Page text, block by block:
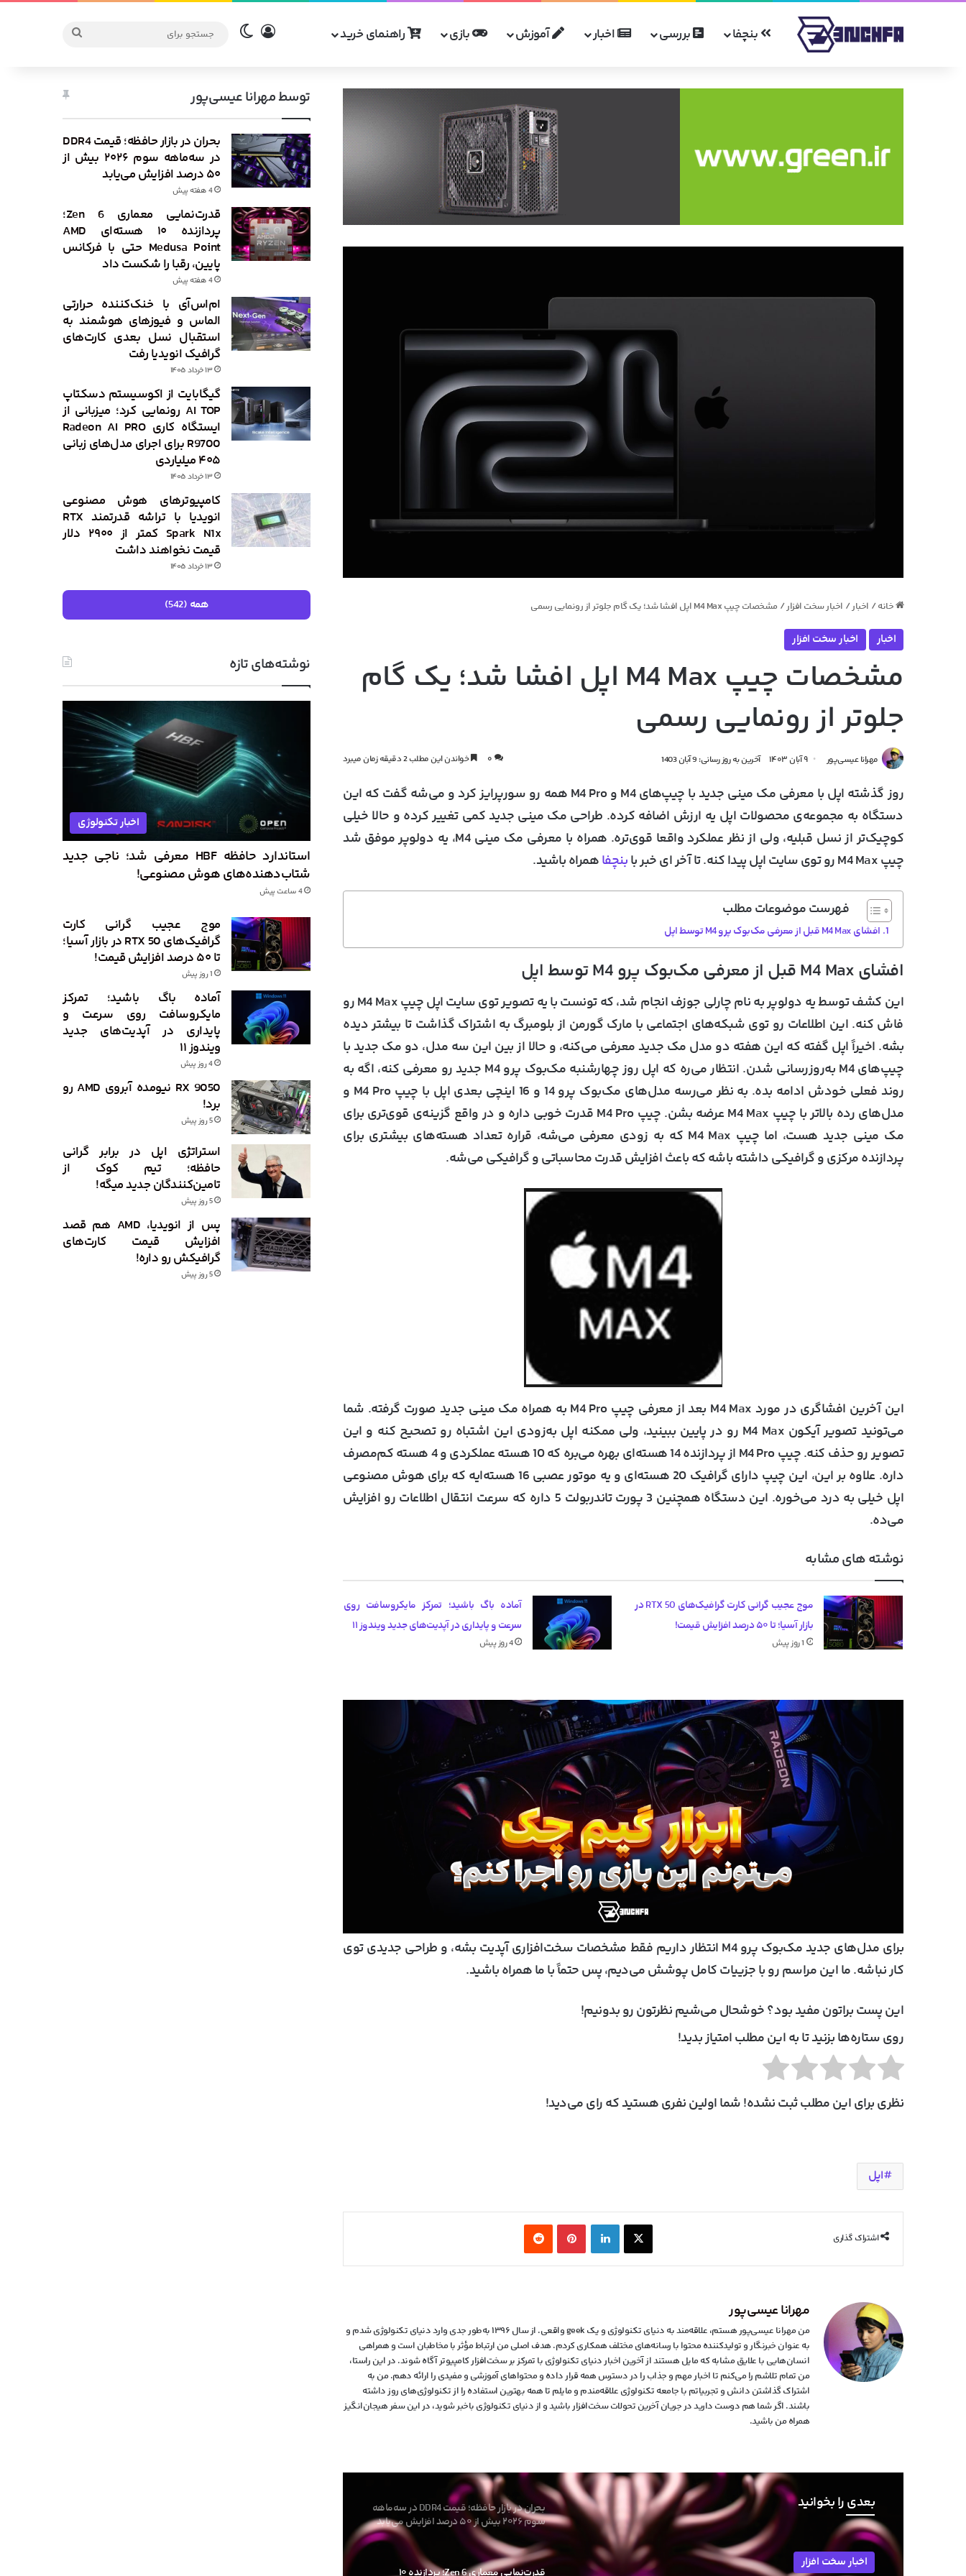
بنچفا بررسی اخبار آموزش بازی راهنمای خرید ورودتغییر پوسته
جستجو
خانه / اخبار / اخبار سخت افزار / مشخصات چیپ M4 Max اپل افشا شد؛ یک گام جلوتر از رونمایی رسمی
اخبار اخبار سخت افزار
مشخصات چیپ M4 Max اپل افشا شد؛ یک گام
جلوتر از رونمایی رسمی
مهرانا عیسی‌پور ۹ آبان ۱۴۰۳ آخرین به روز رسانی: 9 آبان 1403 ۰ خواندن این مطلب 2 دقیقه زمان میبرد
روز گذشته اپل با معرفی مک مینی جدید با چیپ‌های M4 و M4 Pro همه رو سورپرایز کرد و می‌شه گفت که این
دستگاه به مجموعه‌ی محصولات اپل یه ارزش اضافه کرده. طراحی مک مینی جدید کمی تغییر کرده و حالا خیلی
کوچیک‌تر از نسل قبلیه، ولی از نظر عملکرد واقعا قوی‌تره. همراه با معرفی مک مینی M4، یه دولوپر موفق شد
چیپ M4 Max رو توی سایت اپل پیدا کنه. تا آخر ای خبر با
بنچفاهمراه باشید.
فهرست موضوعات مطلب
افشای M4 Max قبل از معرفی مک‌بوک پرو M4 توسط اپل
افشای M4 Max قبل از معرفی مک‌بوک پرو M4 توسط اپل
این کشف توسط یه دولوپر به نام چارلی جوزف انجام شد، که تونست با یه تصویر توی سایت اپل چیپ M4 Max رو
فاش کنه. این اطلاعات رو توی شبکه‌های اجتماعی با مارک گورمن از بلومبرگ به اشتراک گذاشت تا بیشتر دیده
بشه. اخیراً اپل گفته که این هفته دو مدل مک جدید معرفی می‌کنه، و حالا از بین این سه مدل، دو مک جدید با
چیپ‌های M4 به‌روزرسانی شدن. انتظار می‌ره که اپل روز چهارشنبه مک‌بوک پرو M4 جدید رو معرفی کنه، اگه به
روند فعلی خودش ادامه بده. به نظر می‌رسه مدل‌های مک‌بوک پرو 14 و 16 اینچی بعدی اپل با چیپ M4 Pro و
مدل‌های رده بالاتر با چیپ M4 Max عرضه بشن. چیپ M4 Pro قدرت خوبی داره و در واقع گزینه‌ی قوی‌تری برای
مک مینی جدید هست، اما چیپ M4 Max که به زودی معرفی می‌شه، قراره تعداد هسته‌های بیشتری برای
پردازنده مرکزی و گرافیکی داشته باشه که باعث افزایش قدرت محاسباتی و گرافیکی می‌شه.
این آخرین افشاگری در مورد M4 Max بعد از معرفی چیپ M4 Pro به همراه مک مینی جدید صورت گرفته. شما
می‌تونید تصویر آیکون M4 Max رو در پایین ببینید، ولی ممکنه اپل به‌زودی این اشتباه رو تصحیح کنه و این
تصویر رو حذف کنه. چیپ M4 Pro از پردازنده 14 هسته‌ای بهره می‌بره که 10 هسته عملکردی و 4 هسته کم‌مصرف
داره. علاوه بر این، این چیپ دارای گرافیک 20 هسته‌ای و یه موتور عصبی 16 هسته‌ایه که برای هوش مصنوعی
اپل خیلی به درد می‌خوره. این دستگاه همچنین 3 پورت تاندربولت 5 داره که سرعت انتقال اطلاعات رو افزایش
می‌ده.
نوشته های مشابه
موج عجیب گرانی کارت گرافیک‌های RTX 50 در
بازار آسیا؛ تا ۵۰ درصد افزایش قیمت!
1 روز پیش
آماده باگ باشید؛ تمرکز مایکروسافت روی
سرعت و پایداری در آپدیت‌های جدید ویندوز ۱۱
4 روز پیش
برای مدل‌های جدید مک‌بوک پرو M4 انتظار داریم فقط مشخصات سخت‌افزاری آپدیت بشه، و طراحی جدیدی توی
کار نباشه. ما این مراسم رو با جزییات کامل پوشش می‌دیم، پس حتماً با ما همراه باشید.
این پست براتون مفید بود؟ خوشحال می‌شیم نظرتون رو بدونیم!
روی ستاره‌ها بزنید تا به این مطلب امتیاز بدید!
نظری برای این مطلب ثبت نشده! شما اولین نفری هستید که رای می‌دید!
اپل
اشتراک گذاری
X لینکدین ‫پین‌ترست‫رددیت
مهرانا عیسی‌پور
من مهرانا عیسی‌پور هستم، علاقه‌مند به دنیای تکنولوژی و یک geek واقعی. از سال ۱۳۹۶ به‌طور جدی وارد دنیای تکنولوژی شدم و
به عنوان خبرنگار و تولیدکننده محتوا با رسانه‌های مختلف همکاری کردم. هدف اصلی من ارتباط مؤثر با مخاطبان است و همراهی
انسان‌هایی با علایق مشابه که مایل هستند از آخرین اخبار دنیای تکنولوژی با تمرکز بر سخت‌افزار کامپیوتر آگاه شوند. در این راستا،
من تمام تلاشم را می‌کنم تا اخبار مهم و جذاب را در دسترس همه قرار داده و محتواهای آموزشی و مفیدی را ارائه دهم. من به
اشتراک گذاشتن دانش و تجربیاتم با جامعه تکنولوژی علاقه‌مندم و مایلم تا همه بهترین استفاده را از تکنولوژی‌های روز داشته
باشند. اگر شما هم دوست دارید در جریان آخرین تحولات سخت‌افزار باشید و از دنیای تکنولوژی‌ باخبر شوید، در این سفر هیجان‌انگیز
همراه من باشید.
بعدی را بخوانید
اخبار سخت افزار
پایین، رقبا را شکست داد
ام‌اس‌آی با خنک‌کننده حرارتی الماس و
رونمایی کرد؛ میزبانی از ایستگاه کاری Radeon
AI PRO R9700 برای اجرای مدل‌های زبانی ۴۰۵
میلیاردی
کامپیوترهای هوش مصنوعی انویدیا با تراشه
قدرتمند RTX Spark N1x کمتر از ۲۹۰۰ دلار
قیمت نخواهند داشت
بحران در بازار حافظه؛ قیمت DDR4 در سه‌ماهه
سوم ۲۰۲۶ بیش از ۵۰ درصد افزایش می‌یابد
توسط مهرانا عیسی‌پور
بحران در بازار حافظه؛ قیمت DDR4
در سه‌ماهه سوم ۲۰۲۶ بیش از
۵۰ درصد افزایش می‌یابد
4 هفته پیش
قدرت‌نمایی معماری Zen 6؛
پردازنده ۱۰ هسته‌ای AMD
Medusa Point حتی با فرکانس
پایین، رقبا را شکست داد
4 هفته پیش
ام‌اس‌آی با خنک‌کننده حرارتی
الماس و فیوزهای هوشمند به
استقبال نسل بعدی کارت‌های
گرافیک انویدیا رفت
۱۳ خرداد ۱۴۰۵
گیگابایت از اکوسیستم دسکتاپ
AI TOP رونمایی کرد؛ میزبانی از
ایستگاه کاری Radeon AI PRO
R9700 برای اجرای مدل‌های زبانی
۴۰۵ میلیاردی
۱۳ خرداد ۱۴۰۵
کامپیوترهای هوش مصنوعی
انویدیا با تراشه قدرتمند RTX
Spark N1x کمتر از ۲۹۰۰ دلار
قیمت نخواهند داشت
۱۳ خرداد ۱۴۰۵
همه (542)
نوشته‌های تازه
اخبار تکنولوژی
استاندارد حافظه HBF معرفی شد؛ ناجی جدید
شتاب‌دهنده‌های هوش مصنوعی!
4 ساعت پیش
موج عجیب گرانی کارت
گرافیک‌های RTX 50 در بازار آسیا؛
تا ۵۰ درصد افزایش قیمت!
1 روز پیش
آماده باگ باشید؛ تمرکز
مایکروسافت روی سرعت و
پایداری در آپدیت‌های جدید
ویندوز ۱۱
4 روز پیش
RX 9050 نیومده آبروی AMD رو
برد!
5 روز پیش
استراتژی اپل در برابر گرانی
حافظه؛ تیم کوک از
تامین‌کنندگان جدید میگه!
5 روز پیش
پس از انویدیا، AMD هم قصد
افزایش قیمت کارت‌های
گرافیکش رو داره!
5 روز پیش